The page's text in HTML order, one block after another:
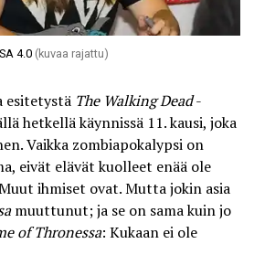
4.0 (kuvaa rajattu)
esitetystä The Walking Dead-
hetkellä käynnissä 11. kausi, joka
Vaikka zombiapokalypsi on
eivät elävät kuolleet enää ole
ihmiset ovat. Mutta jokin asia
muuttunut; ja se on sama kuin jo
of Thronessa: Kukaan ei ole